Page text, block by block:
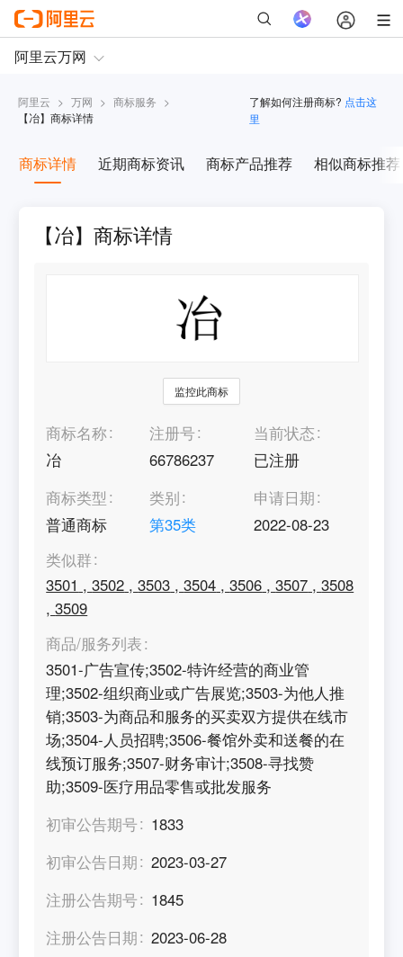
阿里云 > 万网 > 商标服务 >
【冶】商标详情
了解如何注册商标? 点击这
里
商标详情 近期商标资讯 商标产品推荐 相似商标推荐
【冶】商标详情
监控此商标
商标名称
冶
注册号
66786237
当前状态
已注册
商标类型
普通商标
类别
第35类
申请日期
2022-08-23
类似群
3501 ,3502 ,3503 ,3504 ,3506 ,3507 ,3508
,3509
商品/服务列表
3501-广告宣传;3502-特许经营的商业管
理;3502-组织商业或广告展览;3503-为他人推
销;3503-为商品和服务的买卖双方提供在线市
场;3504-人员招聘;3506-餐馆外卖和送餐的在
线预订服务;3507-财务审计;3508-寻找赞
助;3509-医疗用品零售或批发服务
初审公告期号
1833
初审公告日期
2023-03-27
注册公告期号
1845
注册公告日期
2023-06-28